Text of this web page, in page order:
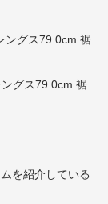
ングス79.0cm 裾
グス79.0cm 裾
を紹介している